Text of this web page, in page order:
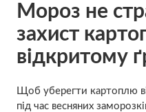
Мороз не
захист
відкритому
Щоб уберегти картоплю
під час весняних